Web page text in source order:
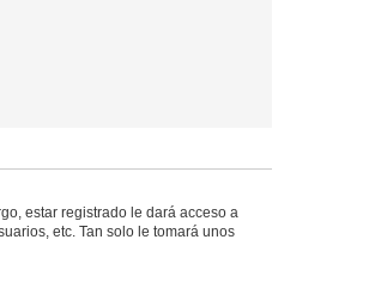
estar registrado le dará acceso a
etc. Tan solo le tomará unos